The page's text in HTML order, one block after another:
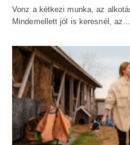
Vonz a kétkezi munka, az
Mindemellett jól is keresnél, az…